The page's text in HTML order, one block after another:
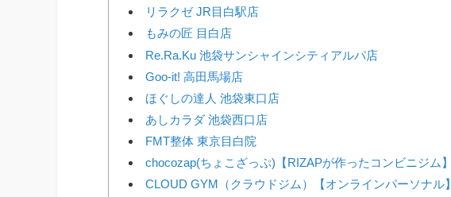
リラクゼ JR目白駅店
もみの匠 目白店
Re.Ra.Ku 池袋サンシャインシティアルパ店
Goo-it! 高田馬場店
ほぐしの達人 池袋東口店
あしカラダ 池袋西口店
FMT整体 東京目白院
chocozap(ちょこざっぷ)【RIZAPが作ったコンビニジム】
CLOUD GYM（クラウドジム）【オンラインパーソナル】